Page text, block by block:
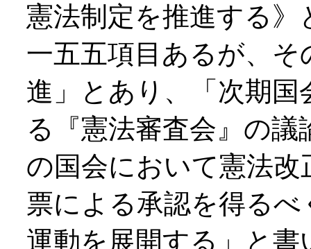
憲法制定を推進する
一五五項目あるが、
進」とあり、「次期
る『憲法審査会』の
の国会において憲法
票による承認を得る
運動を展開する」と書